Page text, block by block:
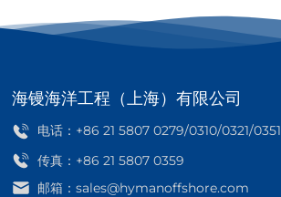
海镘海洋工程（上海）有限公司
电话： +86 21 5807 0279/0310/0321/0351
传真：+86 21 5807 0359
邮箱：sales@hymanoffshore.com